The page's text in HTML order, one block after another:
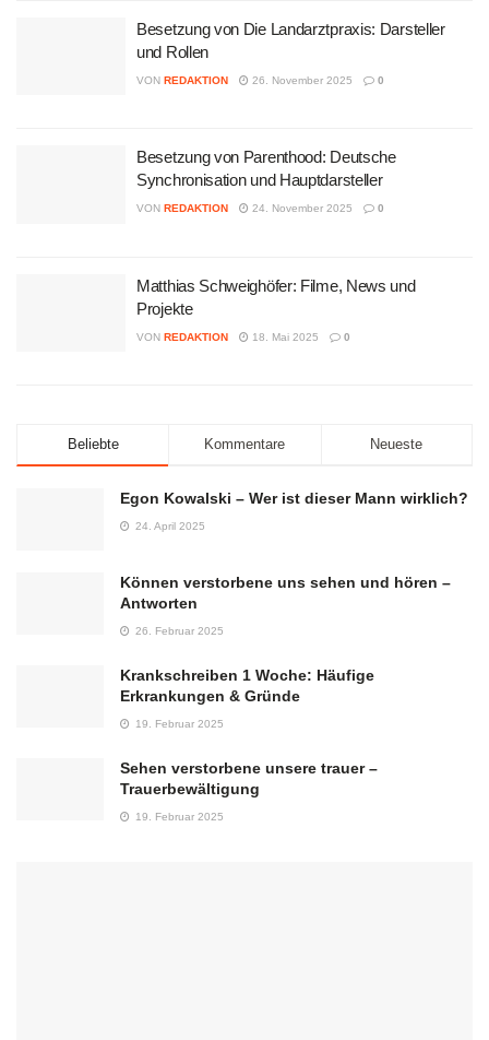
Besetzung von Die Landarztpraxis: Darsteller
und Rollen
VON REDAKTION 26. November 2025 0
Besetzung von Parenthood: Deutsche
Synchronisation und Hauptdarsteller
VON REDAKTION 24. November 2025 0
Matthias Schweighöfer: Filme, News und
Projekte
VON REDAKTION 18. Mai 2025 0
Beliebte Kommentare Neueste
Egon Kowalski – Wer ist dieser Mann wirklich?
24. April 2025
Können verstorbene uns sehen und hören –
Antworten
26. Februar 2025
Krankschreiben 1 Woche: Häufige
Erkrankungen & Gründe
19. Februar 2025
Sehen verstorbene unsere trauer –
Trauerbewältigung
19. Februar 2025